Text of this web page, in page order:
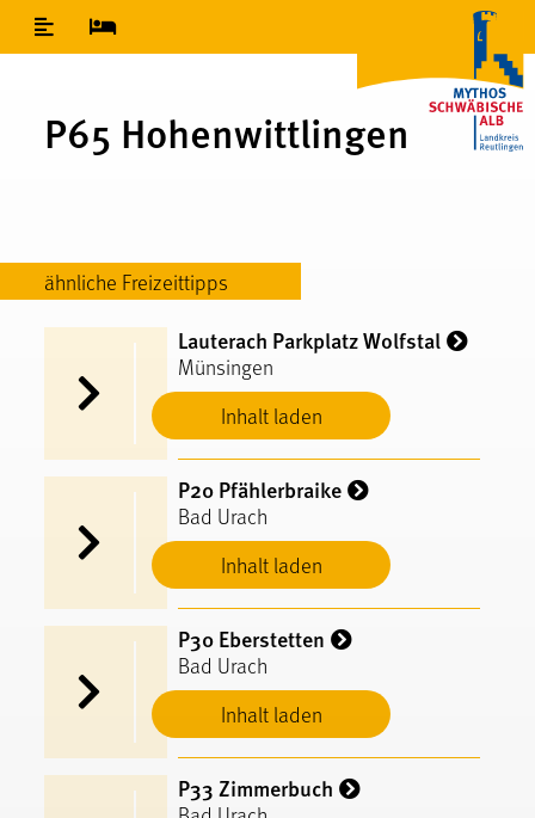
Inhaltsverzeichnis
P65 Hohenwittlingen
ähnliche Freizeittipps
Inhalt laden
Lauterach Parkplatz Wolfstal
Münsingen
Inhalt laden
P20 Pfählerbraike
Bad Urach
Inhalt laden
P30 Eberstetten
Bad Urach
P33 Zimmerbuch